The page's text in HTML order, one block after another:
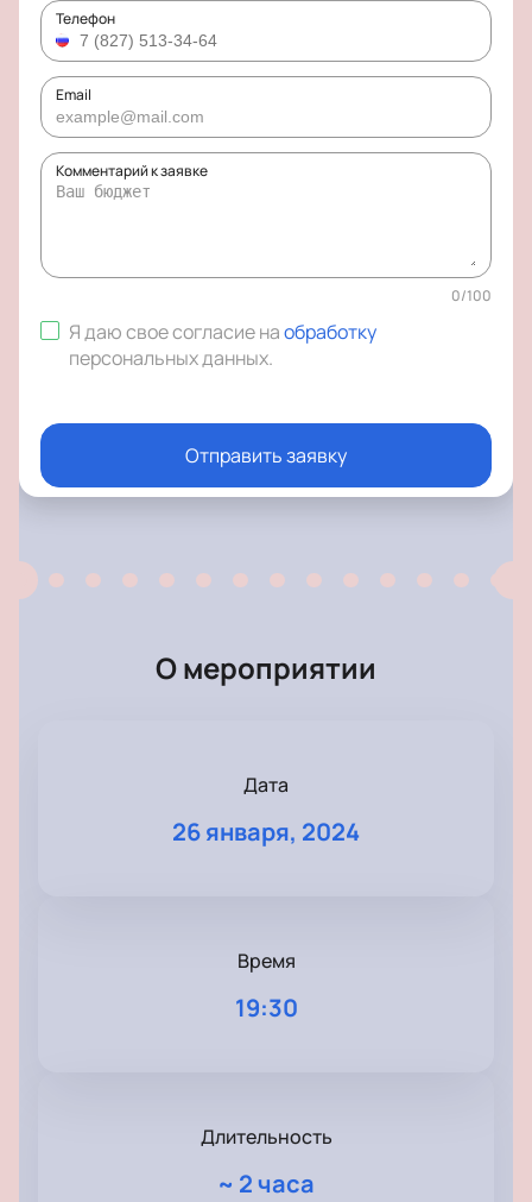
Телефон
Email
Комментарий к заявке
0/100
Я даю свое согласие наобработку
персональных данных.
Отправить заявку
О мероприятии
Дата
26 января, 2024
Время
19:30
Длительность
~ 2 часа